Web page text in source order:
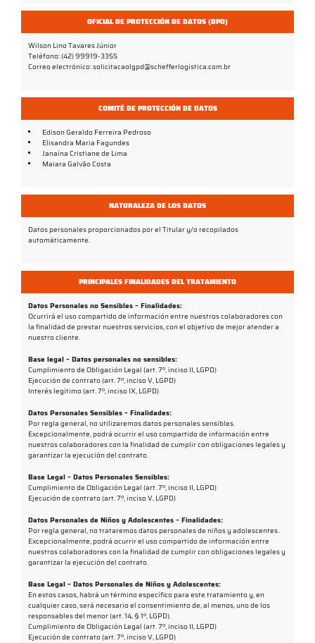
OFICIAL DE PROTECCIÓN DE DATOS (DPO)
Wilson Lino Tavares Júnior
Teléfono: (42) 99919-3355
Correo electrónico: solicitacaolgpd@schefferlogistica.com.br
COMITÉ DE PROTECCIÓN DE DATOS
Edison Geraldo Ferreira Pedroso
Elisandra Maria Fagundes
Janaína Cristiane de Lima
Maiara Galvão Costa
NATURALEZA DE LOS DATOS
Datos personales proporcionados por el Titular y/o recopilados
automáticamente.
PRINCIPALES FINALIDADES DEL TRATAMIENTO
Datos Personales no Sensibles – Finalidades:
Ocurrirá el uso compartido de información entre nuestros colaboradores con
la finalidad de prestar nuestros servicios, con el objetivo de mejor atender a
nuestro cliente.
Base legal – Datos personales no sensibles:
Cumplimiento de Obligación Legal (art. 7º, inciso II, LGPD)
Ejecución de contrato (art. 7º, inciso V, LGPD)
Interés legítimo (art. 7º, inciso IX, LGPD)
Datos Personales Sensibles – Finalidades:
Por regla general, no utilizaremos datos personales sensibles.
Excepcionalmente, podrá ocurrir el uso compartido de información entre
nuestros colaboradores con la finalidad de cumplir con obligaciones legales y
garantizar la ejecución del contrato.
Base Legal – Datos Personales Sensibles:
Cumplimiento de Obligación Legal (art. 7º, inciso II, LGPD)
Ejecución de contrato (art. 7º, inciso V, LGPD)
Datos Personales de Niños y Adolescentes – Finalidades:
Por regla general, no trataremos datos personales de niños y adolescentes.
Excepcionalmente, podrá ocurrir el uso compartido de información entre
nuestros colaboradores con la finalidad de cumplir con obligaciones legales y
garantizar la ejecución del contrato.
Base Legal – Datos Personales de Niños y Adolescentes:
En estos casos, habrá un término específico para este tratamiento y, en
cualquier caso, será necesario el consentimiento de, al menos, uno de los
responsables del menor (art. 14, § 1º, LGPD).
Cumplimiento de Obligación Legal (art. 7º, inciso II, LGPD)
Ejecución de contrato (art. 7º, inciso V, LGPD)